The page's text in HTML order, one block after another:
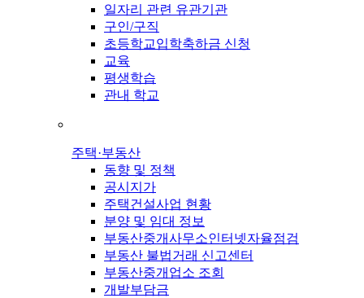
일자리 관련 유관기관
구인/구직
초등학교입학축하금 신청
교육
평생학습
관내 학교
주택·부동산
동향 및 정책
공시지가
주택건설사업 현황
분양 및 임대 정보
부동산중개사무소인터넷자율점검
부동산 불법거래 신고센터
부동산중개업소 조회
개발부담금